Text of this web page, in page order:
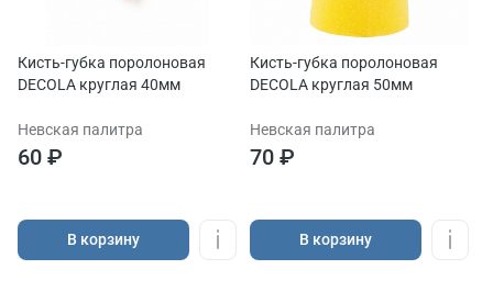
Кисть-губка поролоновая
DECOLA круглая 40мм
Невская палитра
60 ₽
В корзину
Кисть-губка поролоновая
DECOLA круглая 50мм
Невская палитра
70 ₽
В корзину